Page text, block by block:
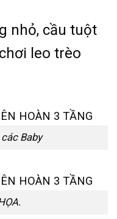
nhỏ, cầu tuột
leo trèo
Baby